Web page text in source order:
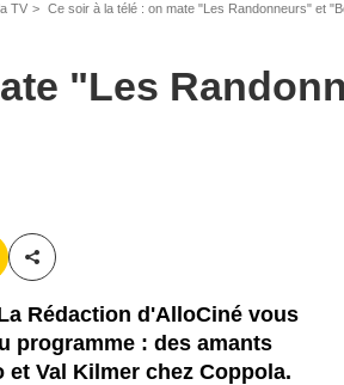
TV Ce soir à la télé : on mate "Les Randonneurs" et
"Les
Partager cet article
Rédaction d'AlloCiné vous
programme : des amants
Val Kilmer chez Coppola.